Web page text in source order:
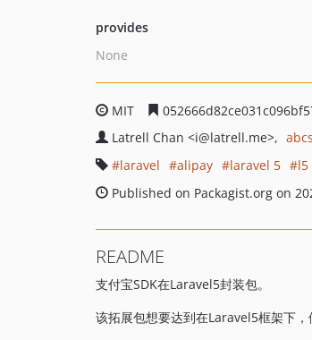
provides
None
MIT
Latrell Chan <i@latrell.me>
laravel
alipay laravel 5 l5
Published on Packagist.org on
README
支付宝SDK在Laravel5封装包。
该拓展包想要达到在Laravel5框架下，